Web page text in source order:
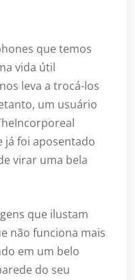
que temos
vida útil
leva a trocá-los
um usuário
já foi aposentado
virar uma bela
que ilustam
não funciona mais
em um belo
do seu